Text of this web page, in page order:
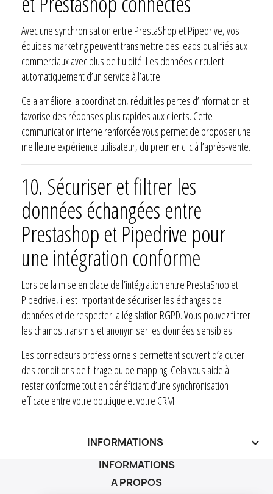
Avec une synchronisation entre PrestaShop et Pipedrive, vos
équipes marketing peuvent transmettre des leads qualifiés aux
commerciaux avec plus de fluidité. Les données circulent
automatiquement d’un service à l’autre.
Cela améliore la coordination, réduit les pertes d’information et
favorise des réponses plus rapides aux clients. Cette
communication interne renforcée vous permet de proposer une
meilleure expérience utilisateur, du premier clic à l’après-vente.
10. Sécuriser et filtrer les
données échangées entre
Prestashop et Pipedrive pour
une intégration conforme
Lors de la mise en place de l’intégration entre PrestaShop et
Pipedrive, il est important de sécuriser les échanges de
données et de respecter la législation RGPD. Vous pouvez filtrer
les champs transmis et anonymiser les données sensibles.
Les connecteurs professionnels permettent souvent d’ajouter
des conditions de filtrage ou de mapping. Cela vous aide à
rester conforme tout en bénéficiant d’une synchronisation
efficace entre votre boutique et votre CRM.
INFORMATIONS keyboard_arrow_down
INFORMATIONS
A PROPOS